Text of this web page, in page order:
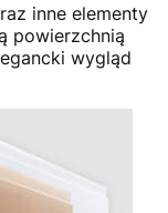
inne elementy
powierzchnią
wygląd